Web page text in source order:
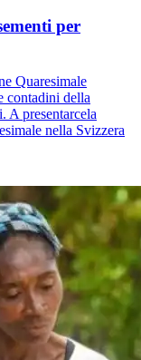
per
Quaresimale
contadini della
A presentarcela
nella Svizzera